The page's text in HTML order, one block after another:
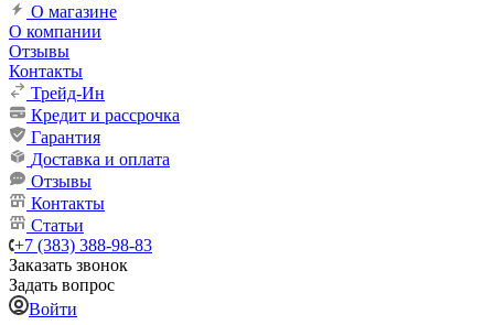
О магазине
О компании
Отзывы
Контакты
Трейд-Ин
Кредит и рассрочка
Гарантия
Доставка и оплата
Отзывы
Контакты
Статьи
+7 (383) 388-98-83
Заказать звонок
Задать вопрос
Войти